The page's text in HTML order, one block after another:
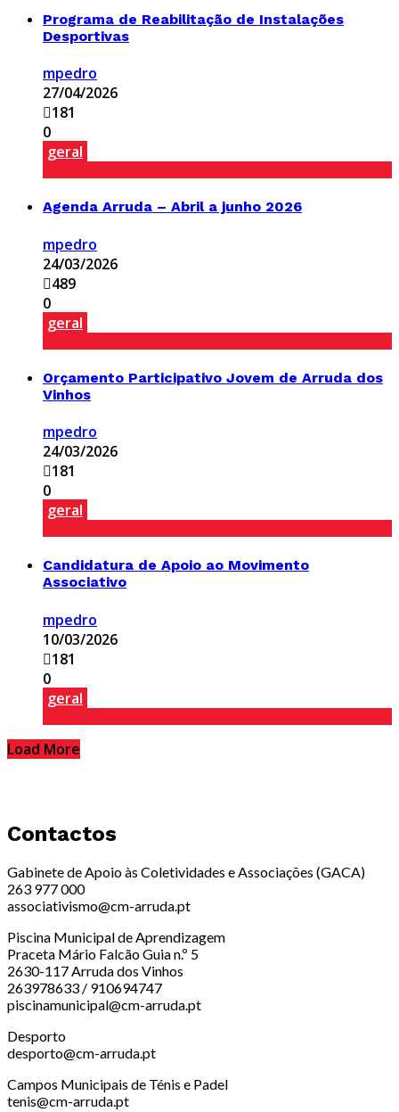
Programa de Reabilitação de Instalações
Desportivas
mpedro
27/04/2026
181
0
geral
Agenda Arruda – Abril a junho 2026
mpedro
24/03/2026
489
0
geral
Orçamento Participativo Jovem de Arruda dos
Vinhos
mpedro
24/03/2026
181
0
geral
Candidatura de Apoio ao Movimento
Associativo
mpedro
10/03/2026
181
0
geral
Load More
Contactos
Gabinete de Apoio às Coletividades e Associações (GACA)
263 977 000
associativismo@cm-arruda.pt
Piscina Municipal de Aprendizagem
Praceta Mário Falcão Guia n.º 5
2630-117 Arruda dos Vinhos
263978633 / 910694747
piscinamunicipal@cm-arruda.pt
Desporto
desporto@cm-arruda.pt
Campos Municipais de Ténis e Padel
tenis@cm-arruda.pt